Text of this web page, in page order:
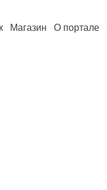
Магазин О портале